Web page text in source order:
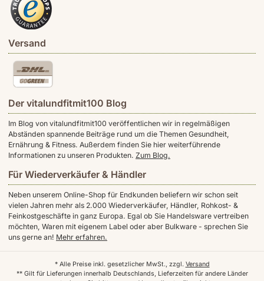
Versand
Der vitalundfitmit100 Blog
Im Blog von vitalundfitmit100 veröffentlichen wir in regelmäßigen
Abständen spannende Beiträge rund um die Themen Gesundheit,
Ernährung & Fitness. Außerdem finden Sie hier weiterführende
Informationen zu unseren Produkten. Zum Blog.
Für Wiederverkäufer & Händler
Neben unserem Online-Shop für Endkunden beliefern wir schon seit
vielen Jahren mehr als 2.000 Wiederverkäufer, Händler, Rohkost- &
Feinkostgeschäfte in ganz Europa. Egal ob Sie Handelsware vertreiben
möchten, Waren mit eigenem Label oder aber Bulkware - sprechen Sie
uns gerne an! Mehr erfahren.
* Alle Preise inkl. gesetzlicher MwSt., zzgl. Versand
** Gilt für Lieferungen innerhalb Deutschlands, Lieferzeiten für andere Länder